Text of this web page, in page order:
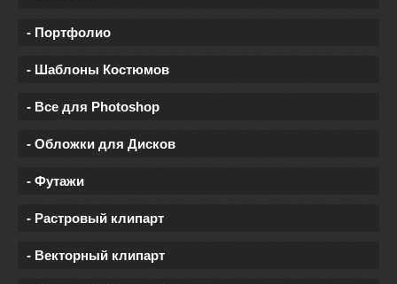
- Портфолио
- Шаблоны Костюмов
- Все для Photoshop
- Обложки для Дисков
- Футажи
- Растровый клипарт
- Векторный клипарт